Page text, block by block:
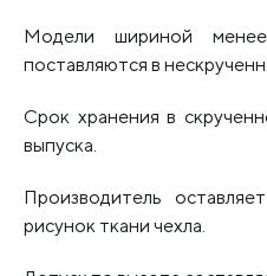
Модели шириной
поставляются в
Срок хранения в
выпуска.
Производитель
рисунок ткани чехла.